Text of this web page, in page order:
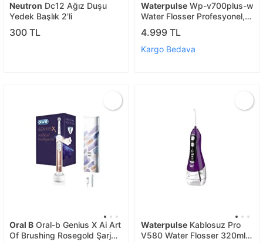
Neutron Dc12 Ağız Duşu
Yedek Başlık 2'li
300 TL
Waterpulse Wp-v700plus-w
Water Flosser Profesyonel,
Masajlı, 1000ml Diş/protez
Bakım Ve Ağız Duşu Beyaz
4.999 TL
Kargo Bedava
Oral B Oral-b Genius X Ai Art
Of Brushing Rosegold Şarj
Waterpulse Kablosuz Pro
V580 Water Flosser 320ml